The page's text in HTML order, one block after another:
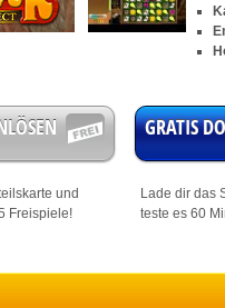
und
Freispiele!
GRATIS
Lade dir das
teste es 60